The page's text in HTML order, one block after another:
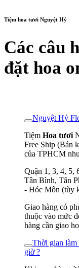
Tiệm hoa tươi Nguyệt Hỷ
Các câu
đặt hoa
Nguyệt Hỷ
Tiệm Hoa tươi
Free Ship (Bán
của TPHCM
Quận 1, 3, 4, 5,
Tân Bình, Tân
- Hóc Môn (tùy
Giao hàng có
thuộc vào mức
hàng cần giao
Thời gian làm
giờ ?